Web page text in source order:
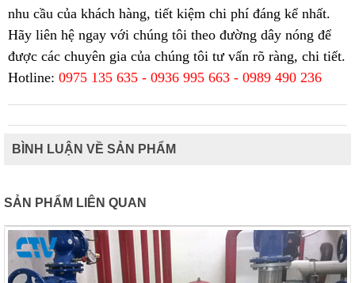
nhu cầu của khách hàng, tiết kiệm chi phí đáng kể nhất.
Hãy liên hệ ngay với chúng tôi theo đường dây nóng để
được các chuyên gia của chúng tôi tư vấn rõ ràng, chi tiết.
Hotline: 0975 135 635 - 0936 995 663 - 0989 490 236
BÌNH LUẬN VỀ SẢN PHẨM
SẢN PHẨM LIÊN QUAN